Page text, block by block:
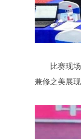
比赛现
兼修之美展